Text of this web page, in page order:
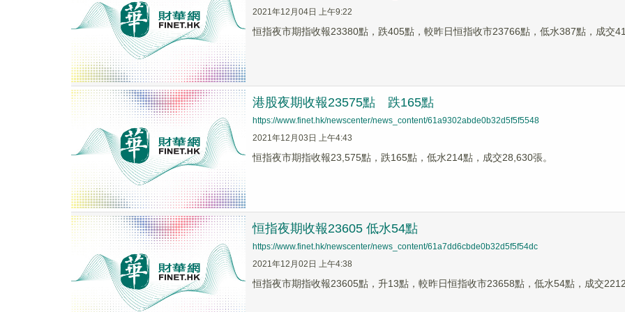
2021年12月04日 上午9:22
恒指夜市期指收報23380點，跌405點，較昨日恒指收市23766點，低水387點，成交
港股夜期收報23575點 跌165點
https://www.finet.hk/newscenter/news_content/61a9302abde0b32d5f5f5548
2021年12月03日 上午4:43
恒指夜市期指收報23,575點，跌165點，低水214點，成交28,630張。
恒指夜期收報23605 低水54點
https://www.finet.hk/newscenter/news_content/61a7dd6cbde0b32d5f5f54dc
2021年12月02日 上午4:38
恒指夜市期指收報23605點，升13點，較昨日恒指收市23658點，低水54點，成交